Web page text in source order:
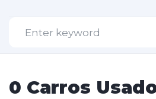
0 Carros